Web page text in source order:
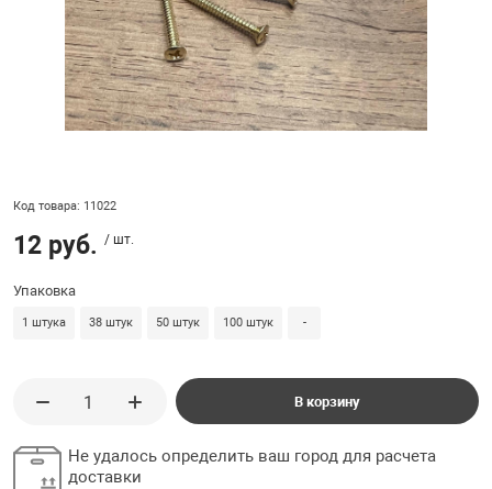
Ручки
подложки
ретро проводки
Код товара: 11022
12 руб. / шт.
Упаковка
1 штука 38 штук 50 штук 100 штук -
В корзину
Не удалось определить ваш город для расчета
доставки